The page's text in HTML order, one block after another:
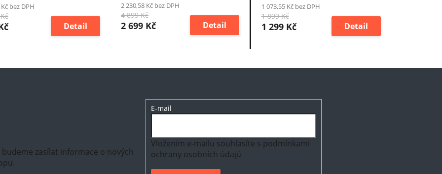
bez DPH
Detail
2 230,58 Kč bez DPH
4 899 Kč
2 699 Kč Detail
1 073,55 Kč bez DPH
1 899 Kč
1 299 Kč Detail
zasílat informace o nových
E-mail
Vložením e-mailu souhlasíte s podmínkami
ochrany osobních údajů